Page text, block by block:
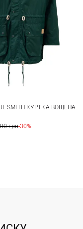
L XL
SMITH КУРТКА ВОЩЕНА
грн-30%